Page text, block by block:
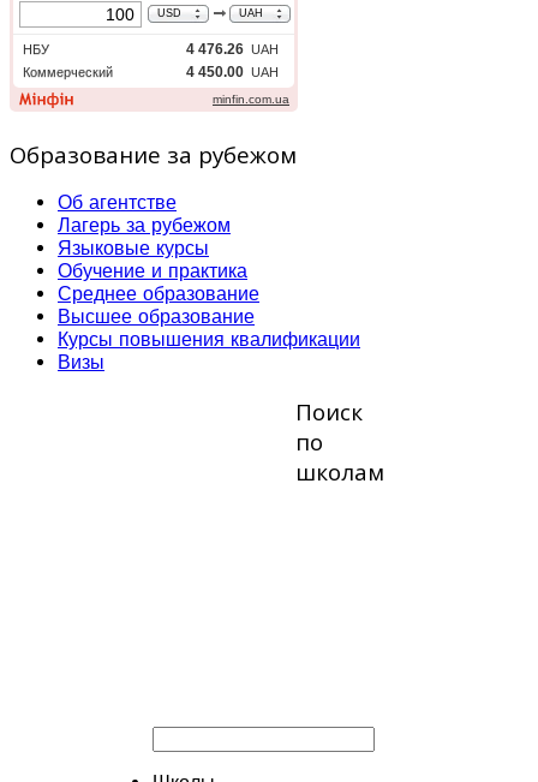
Образование за рубежом
Об агентстве
Лагерь за рубежом
Языковые курсы
Обучение и практика
Среднее образование
Высшее образование
Курсы повышения квалификации
Визы
Поиск
по
школам